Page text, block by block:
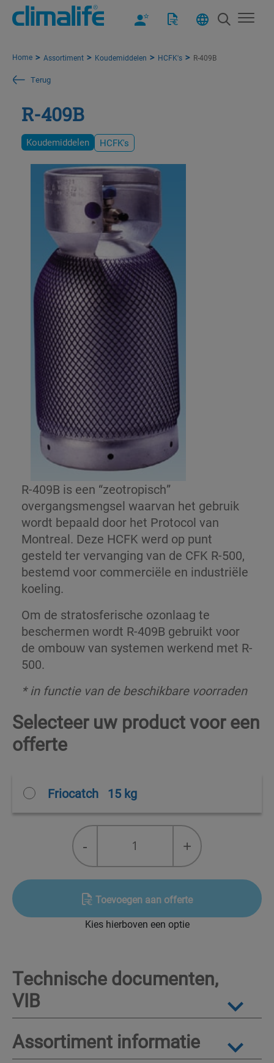
Home Assortiment Koudemiddelen HCFK's R-409B
Terug
R-409B
Koudemiddelen HCFK's
R-409B is een “zeotropisch”
overgangsmengsel waarvan het gebruik
wordt bepaald door het Protocol van
Montreal. Deze HCFK werd op punt
gesteld ter vervanging van de CFK R-500,
bestemd voor commerciële en industriële
koeling.
Om de stratosferische ozonlaag te
beschermen wordt R-409B gebruikt voor
de ombouw van systemen werkend met R-
500.
* in functie van de beschikbare voorraden
Selecteer uw product voor een
offerte
Friocatch 15 kg
- +
Toevoegen aan offerte
Kies hierboven een optie
Technische documenten,
VIB
Assortiment informatie